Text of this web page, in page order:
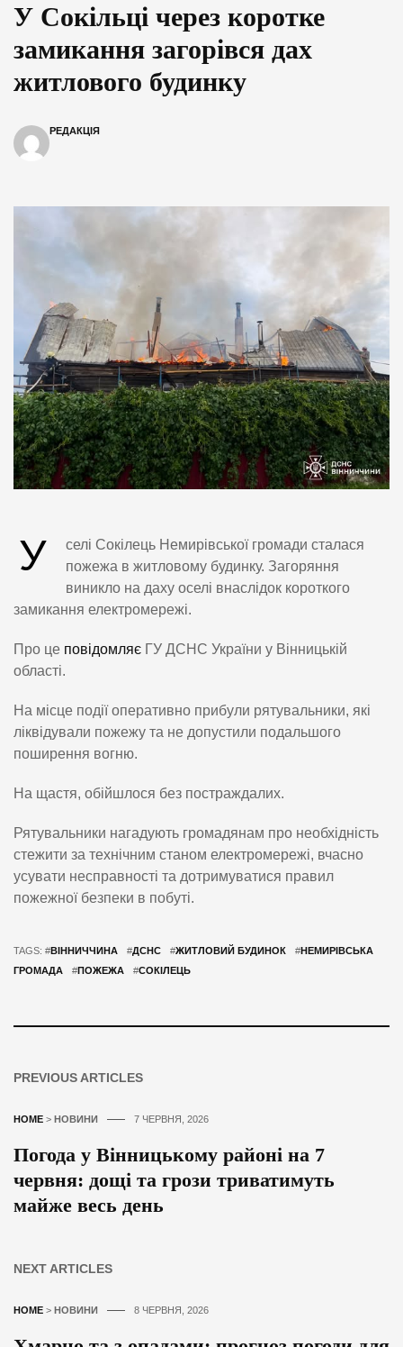
У Сокільці через коротке
замикання загорівся дах
житлового будинку
РЕДАКЦІЯ
У
селі Сокілець Немирівської громади сталася
пожежа в житловому будинку. Загоряння
виникло на даху оселі внаслідок короткого
замикання електромережі.
Про це повідомляє ГУ ДСНС України у Вінницькій
області.
На місце події оперативно прибули рятувальники, які
ліквідували пожежу та не допустили подальшого
поширення вогню.
На щастя, обійшлося без постраждалих.
Рятувальники нагадують громадянам про необхідність
стежити за технічним станом електромережі, вчасно
усувати несправності та дотримуватися правил
пожежної безпеки в побуті.
TAGS: #ВІННИЧЧИНА #ДСНС #ЖИТЛОВИЙ БУДИНОК #НЕМИРІВСЬКА
ГРОМАДА
#ПОЖЕЖА #СОКІЛЕЦЬ
PREVIOUS ARTICLES
HOME > НОВИНИ 7 ЧЕРВНЯ, 2026
Погода у Вінницькому районі на 7
червня: дощі та грози триватимуть
майже весь день
NEXT ARTICLES
HOME > НОВИНИ 8 ЧЕРВНЯ, 2026